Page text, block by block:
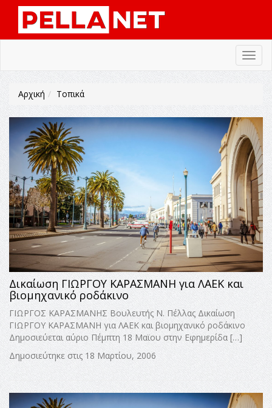
Αρχική Τοπικά
Δικαίωση ΓΙΩΡΓΟΥ ΚΑΡΑΣΜΑΝΗ για ΛΑΕΚ και
βιομηχανικό ροδάκινο
ΓΙΩΡΓΟΣ ΚΑΡΑΣΜΑΝΗΣ Βουλευτής Ν. Πέλλας Δικαίωση
ΓΙΩΡΓΟΥ ΚΑΡΑΣΜΑΝΗ για ΛΑΕΚ και βιομηχανικό ροδάκινο
Δημοσιεύεται αύριο Πέμπτη 18 Μαϊου στην Εφημερίδα […]
Δημοσιεύτηκε στις 18 Μαρτίου, 2006